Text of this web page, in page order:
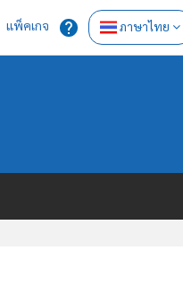
แพ็คเกจ ภาษาไทย